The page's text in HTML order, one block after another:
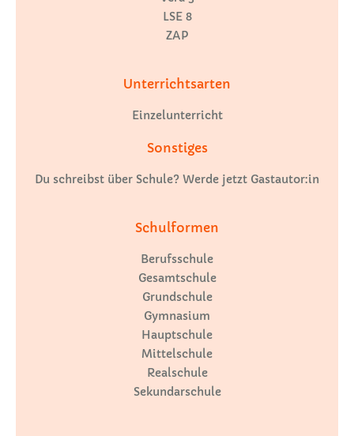
LSE 8
ZAP
Unterrichtsarten
Einzelunterricht
Sonstiges
Du schreibst über Schule? Werde jetzt Gastautor:in
Schulformen
Berufsschule
Gesamtschule
Grundschule
Gymnasium
Hauptschule
Mittelschule
Realschule
Sekundarschule